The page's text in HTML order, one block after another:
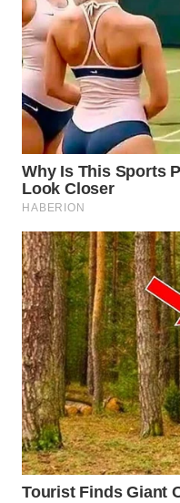
WN
PURWAKARTA
WN
PRIANGAN
TIMUR
WN
SEMARANG
WN
SOLO
WN
BOROBUDUR
WN
MADURA
WN
SURABAYA